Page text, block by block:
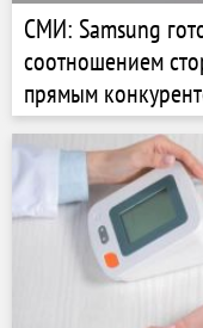
СМИ: Samsung
соотношением
прямым